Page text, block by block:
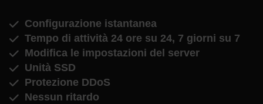
Configurazione istantanea
Tempo di attività 24 ore su 24, 7 giorni su 7
Modifica le impostazioni del server
Unità SSD
Protezione DDoS
Nessun ritardo